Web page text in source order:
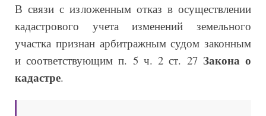
В связи с изложенным отказ в осуществлении
кадастрового учета изменений земельного
участка признан арбитражным судом законным
и соответствующим п. 5 ч. 2 ст. 27 Закона о
кадастре.